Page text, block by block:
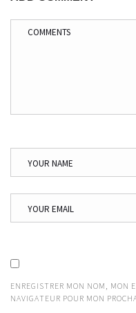
ENREGISTRER MON NOM, MON
NAVIGATEUR POUR MON